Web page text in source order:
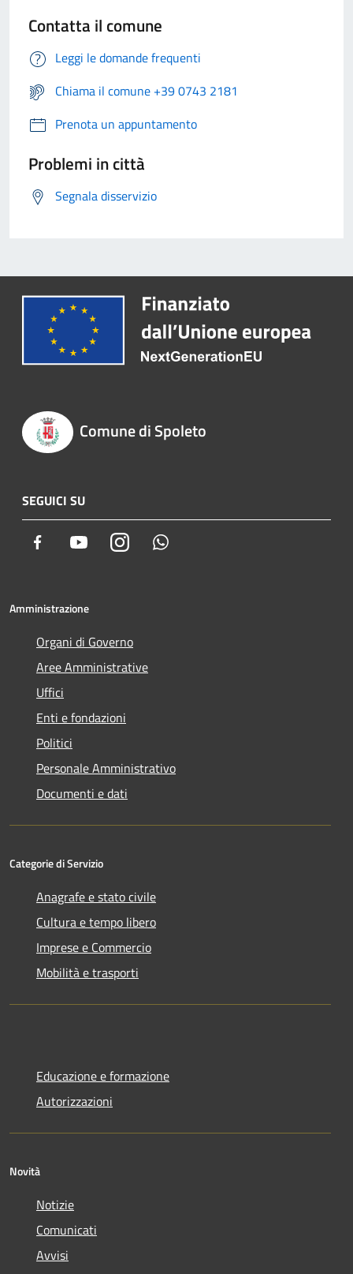
Contatta il comune
Leggi le domande frequenti
Chiama il comune +39 0743 2181
Prenota un appuntamento
Problemi in città
Segnala disservizio
Comune di Spoleto
SEGUICI SU
Facebook YoutubeInstagram
Amministrazione
Organi di Governo
Aree Amministrative
Uffici
Enti e fondazioni
Politici
Personale Amministrativo
Documenti e dati
Categorie di Servizio
Anagrafe e stato civile
Cultura e tempo libero
Imprese e Commercio
Mobilità e trasporti
Educazione e formazione
Autorizzazioni
Novità
Notizie
Comunicati
Avvisi